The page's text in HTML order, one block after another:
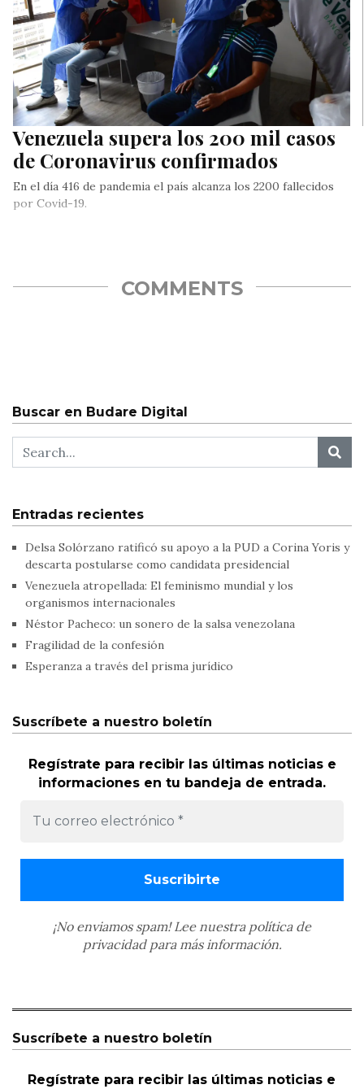
Venezuela supera los 200 mil casos
de Coronavirus confirmados
En el día 416 de pandemia el país alcanza los 2200 fallecidos
por Covid-19.
COMMENTS
Buscar en Budare Digital
Entradas recientes
Delsa Solórzano ratificó su apoyo a la PUD a Corina Yoris y
descarta postularse como candidata presidencial
Venezuela atropellada: El feminismo mundial y los
organismos internacionales
Néstor Pacheco: un sonero de la salsa venezolana
Fragilidad de la confesión
Esperanza a través del prisma jurídico
Suscríbete a nuestro boletín
Regístrate para recibir las últimas noticias e
informaciones en tu bandeja de entrada.
¡No enviamos spam! Lee nuestra política de
privacidadpara más información.
Suscríbete a nuestro boletín
Regístrate para recibir las últimas noticias e